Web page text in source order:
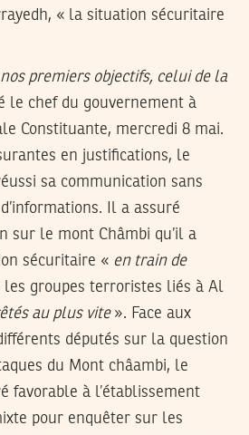
« la situation sécuritaire
premiers objectifs, celui de la
le chef du gouvernement à
Constituante, mercredi 8 mai.
en justifications, le
sa communication sans
Il a assuré
sur le mont Châmbi qu’il a
sécuritaire « en train de
groupes terroristes liés à Al
au plus vite ». Face aux
députés sur la question
du Mont châambi, le
favorable à l’établissement
pour enquêter sur les